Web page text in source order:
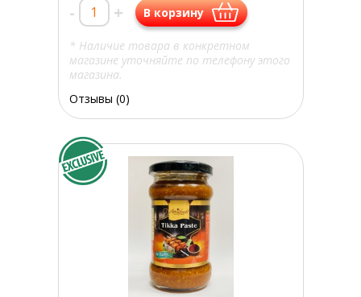
- + В корзину
* Наличие товара в конкретном
магазине уточняйте по телефону этого
магазина.
Отзывы (0)